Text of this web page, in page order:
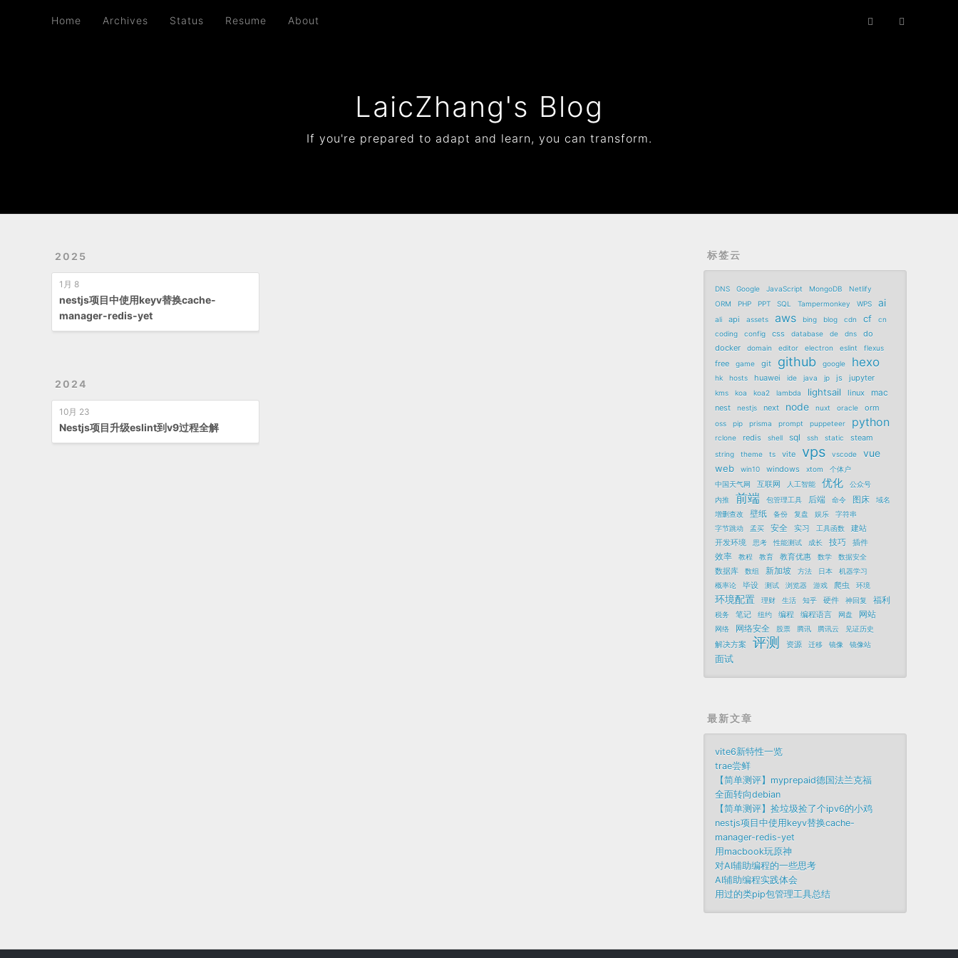
LaicZhang's Blog
If you're prepared to adapt and learn, you can transform.
Home Archives Status Resume About
2025
1月 8
nestjs项目中使用keyv替换cache-
manager-redis-yet
2024
10月 23
Nestjs项目升级eslint到v9过程全解
标签云
DNS Google JavaScript MongoDB
Netlify
ORM
PHP PPT SQL Tampermonkey WPS ai
ali api assets aws bing blog cdn cf
cn
coding
config css database de dns
do
docker
domain editor electron eslint flexus
free game git github google hexo
hk hosts huawei ide java jp js jupyter
kms koa koa2 lambda lightsail linux mac
nest nestjs next node nuxt oracle orm
oss pip prisma prompt puppeteer python
rclone redis shell sql ssh static steam
string theme ts vite vps vscode vue
web win10 windows xtom
个体户
中国天气网
互联网 人工智能 优化
公众号
内推
前端 包管理工具 后端 命令 图床
域名
增删查改
壁纸 备份 复盘 娱乐
字符串
字节跳动
孟买 安全 实习 工具函数
建站
开发环境
思考 性能测试 成长 技巧 插件
效率 教程 教育 教育优惠 数学 数据安全
数据库 数组 新加坡 方法 日本
机器学习
概率论
毕设 测试 浏览器 游戏 爬虫 环境
环境配置 理财 生活 知乎 硬件 神回复 福利
税务 笔记 纽约 编程 编程语言 网盘 网站
网络 网络安全 股票 腾讯 腾讯云 见证历史
解决方案 评测 资源 迁移 镜像 镜像站
面试
最新文章
vite6新特性一览
trae尝鲜
【简单测评】myprepaid德国法兰克福
全面转向debian
【简单测评】捡垃圾捡了个ipv6的小鸡
nestjs项目中使用keyv替换cache-
manager-redis-yet
用macbook玩原神
对AI辅助编程的一些思考
AI辅助编程实践体会
用过的类pip包管理工具总结